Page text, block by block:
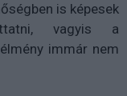
is képesek
vagyis a
immár nem